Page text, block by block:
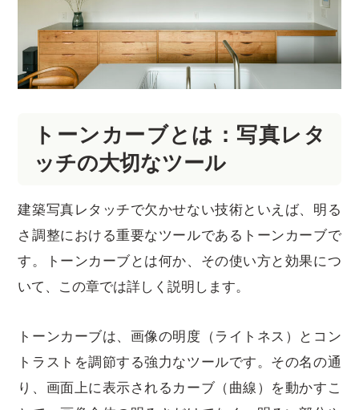
トーンカーブとは：写真レタ
ッチの大切なツール
建築写真レタッチで欠かせない技術といえば、明る
さ調整における重要なツールであるトーンカーブで
す。トーンカーブとは何か、その使い方と効果につ
いて、この章では詳しく説明します。
トーンカーブは、画像の明度（ライトネス）とコン
トラストを調節する強力なツールです。その名の通
り、画面上に表示されるカーブ（曲線）を動かすこ